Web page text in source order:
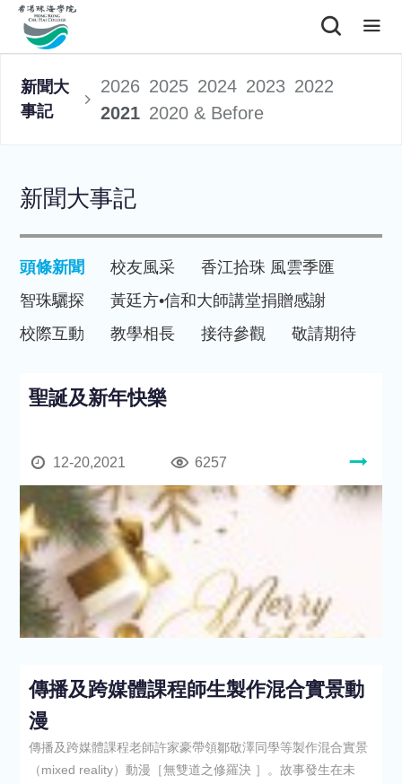
新聞大
事記
2026 2025 2024 2023 2022
2021 2020 & Before
新聞大事記
頭條新聞 校友風采
香江拾珠 風雲季匯
智珠驪探
黃廷方•信和大師講堂捐贈感謝
校際互動
教學相長 接待參觀 敬請期待
聖誕及新年快樂
12-20,2021 6257
傳播及跨媒體課程師生製作混合實景動
漫
傳播及跨媒體課程老師許家豪帶領鄒敬澤同學等製作混合實景
（mixed reality）動漫［無雙道之修羅決 ］。故事發生在未